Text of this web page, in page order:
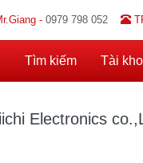
- 0979 798 052
Tìm kiếm Tài
Electronics